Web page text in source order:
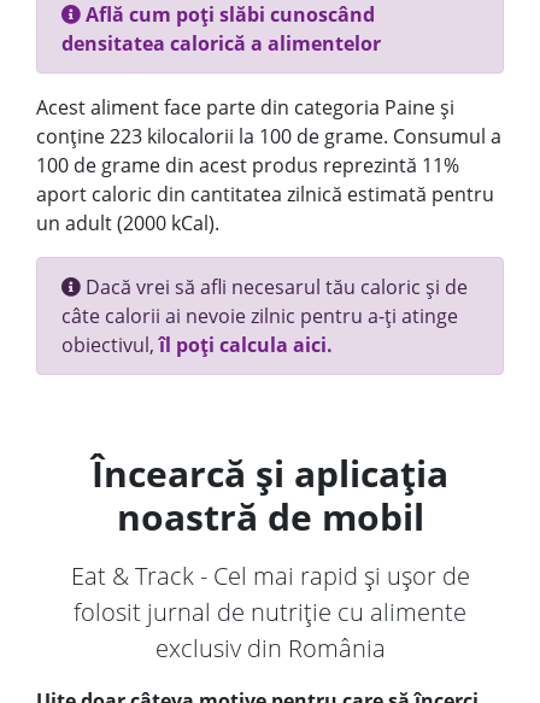
Află cum poți slăbi cunoscând
densitatea calorică a alimentelor
Acest aliment face parte din categoria Paine și
conține 223 kilocalorii la 100 de grame. Consumul a
100 de grame din acest produs reprezintă 11%
aport caloric din cantitatea zilnică estimată pentru
un adult (2000 kCal).
Dacă vrei să afli necesarul tău caloric și de
câte calorii ai nevoie zilnic pentru a-ți atinge
obiectivul,îl poți calcula aici.
Încearcă și aplicația
noastră de mobil
Eat & Track - Cel mai rapid și ușor de
folosit jurnal de nutriție cu alimente
exclusiv din România